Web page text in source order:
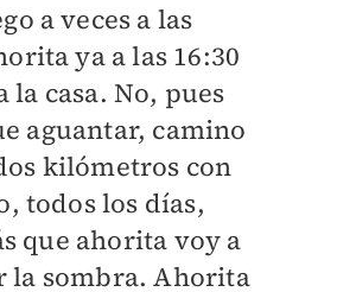
a veces a las
ya a las 16:30
la casa. No, pues
aguantar, camino
kilómetros con
todos los días,
que ahorita voy a
la sombra. Ahorita